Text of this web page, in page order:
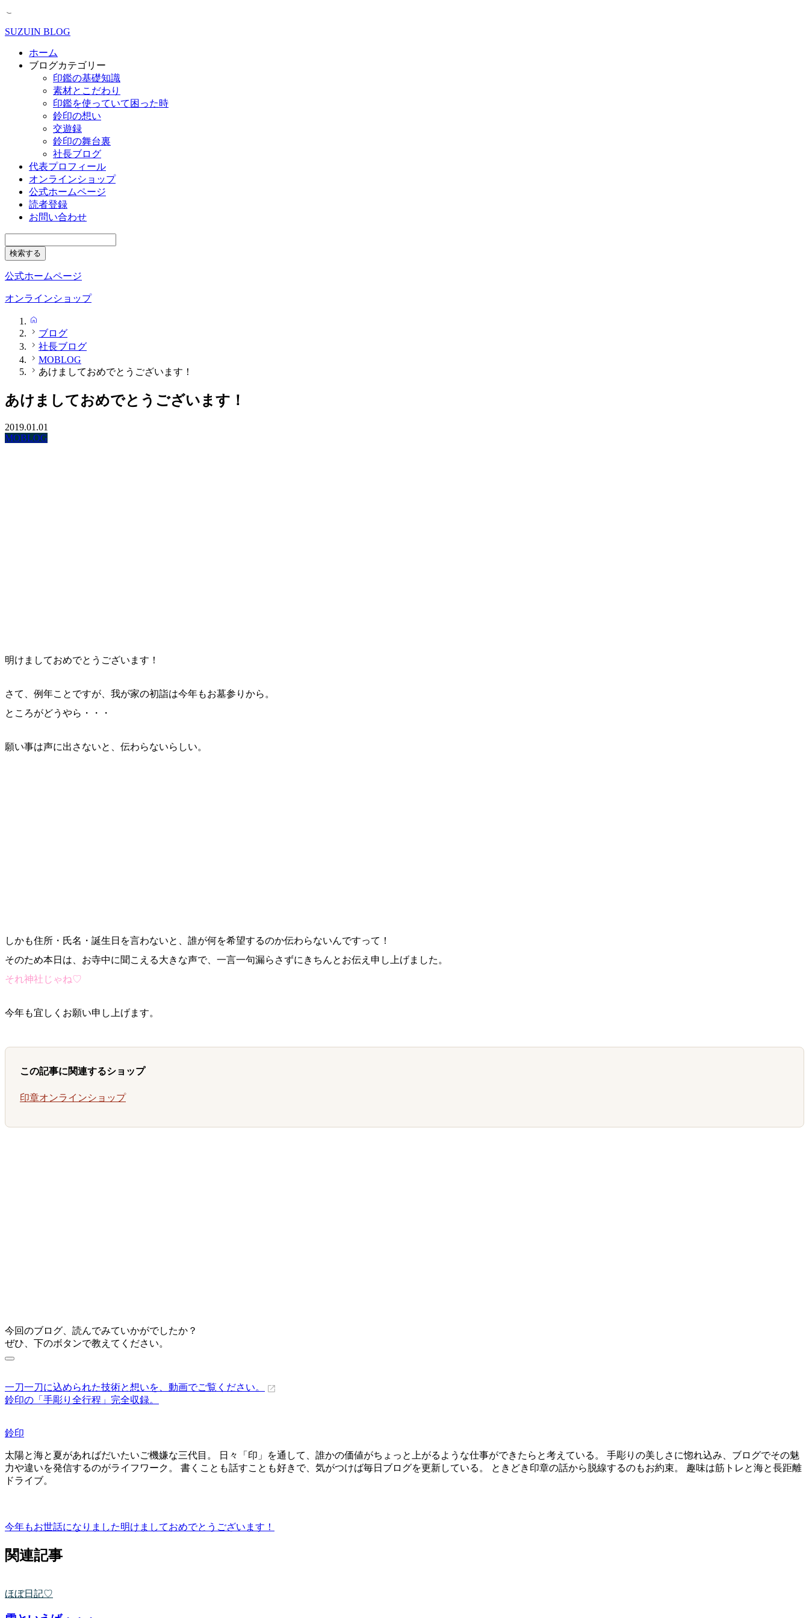
SUZUIN BLOG
ホーム
ブログカテゴリー
印鑑の基礎知識
素材とこだわり
印鑑を使っていて困った時
鈴印の想い
交遊録
鈴印の舞台裏
社長ブログ
代表プロフィール
オンラインショップ
公式ホームページ
読者登録
お問い合わせ
公式ホームページ
オンラインショップ
ブログ
社長ブログ
MOBLOG
あけましておめでとうございます！
あけましておめでとうございます！
2019.01.01
MOBLOG
明けましておめでとうございます！
さて、例年ことですが、我が家の初詣は今年もお墓参りから。
ところがどうやら・・・
願い事は声に出さないと、伝わらないらしい。
しかも住所・氏名・誕生日を言わないと、誰が何を希望するのか伝わらないんですって！
そのため本日は、お寺中に聞こえる大きな声で、一言一句漏らさずにきちんとお伝え申し上げました。
それ神社じゃね♡
今年も宜しくお願い申し上げます。
この記事に関連するショップ
印章オンラインショップ
今回のブログ、読んでみていかがでしたか？
ぜひ、下のボタンで教えてください。
一刀一刀に込められた技術と想いを、動画でご覧ください。
鈴印の「手彫り全行程」完全収録。
鈴印
太陽と海と夏があればだいたいご機嫌な三代目。 日々「印」を通して、誰かの価値がちょっと上がるような仕事ができたらと考えている。 手彫りの美しさに惚れ込み、ブログでその魅
力や違いを発信するのがライフワーク。 書くことも話すことも好きで、気がつけば毎日ブログを更新している。 ときどき印章の話から脱線するのもお約束。 趣味は筋トレと海と長距離
ドライブ。
今年もお世話になりました明けましておめでとうございます！
関連記事
ほぼ日記♡